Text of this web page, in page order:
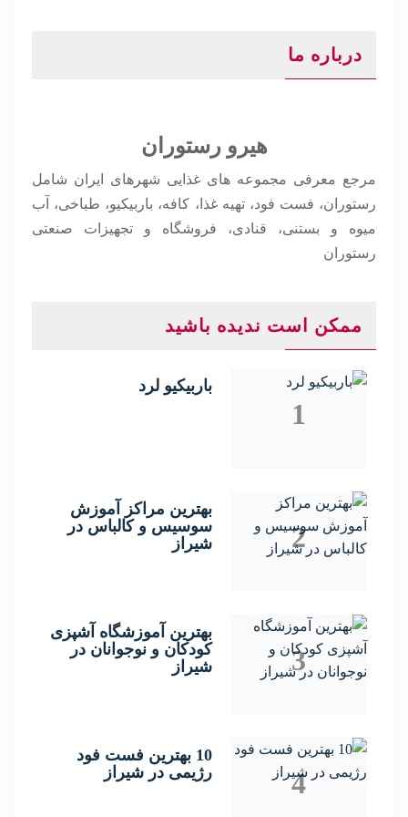
درباره ما
هیرو رستوران
مرجع معرفی مجموعه های غذایی شهرهای ایران شامل
رستوران، فست فود، تهیه غذا، کافه، باربیکیو، طباخی، آب
میوه و بستنی، قنادی، فروشگاه و تجهیزات صنعتی
رستوران
ممکن است ندیده باشید
1
باربیکیو لرد
2
بهترین مراکز آموزش
سوسیس و کالباس در
شیراز
3
بهترین آموزشگاه آشپزی
کودکان و نوجوانان در
شیراز
4
10 بهترین فست فود
رژیمی در شیراز